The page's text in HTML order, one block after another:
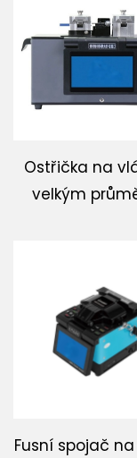
Ostřička na
velkým
Fusní spojač